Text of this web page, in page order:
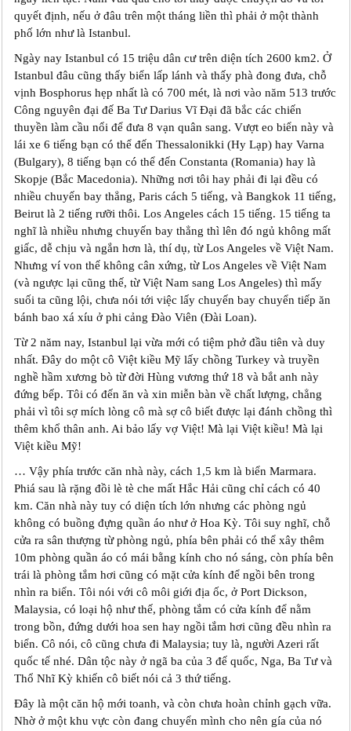
quyết định, nếu ở đâu trên một tháng liền thì phải ở một thành
phố lớn như là Istanbul.
Ngày nay Istanbul có 15 triệu dân cư trên diện tích 2600 km2. Ở
Istanbul đâu cũng thấy biển lấp lánh và thấy phà đong đưa, chỗ
vịnh Bosphorus hẹp nhất là có 700 mét, là nơi vào năm 513 trước
Công nguyên đại đế Ba Tư Darius Vĩ Đại đã bắc các chiến
thuyền làm cầu nổi để đưa 8 vạn quân sang. Vượt eo biển này và
lái xe 6 tiếng bạn có thể đến Thessalonikki (Hy Lạp) hay Varna
(Bulgary), 8 tiếng bạn có thể đến Constanta (Romania) hay là
Skopje (Bắc Macedonia). Những nơi tôi hay phải đi lại đều có
nhiều chuyến bay thẳng, Paris cách 5 tiếng, và Bangkok 11 tiếng,
Beirut là 2 tiếng rưỡi thôi. Los Angeles cách 15 tiếng. 15 tiếng ta
nghĩ là nhiều nhưng chuyến bay thẳng thì lên đó ngủ không mất
giấc, dễ chịu và ngắn hơn là, thí dụ, từ Los Angeles về Việt Nam.
Nhưng ví von thế không cân xứng, từ Los Angeles về Việt Nam
(và ngược lại cũng thế, từ Việt Nam sang Los Angeles) thì mấy
suối ta cũng lội, chưa nói tới việc lấy chuyến bay chuyển tiếp ăn
bánh bao xá xíu ở phi cảng Đào Viên (Đài Loan).
Từ 2 năm nay, Istanbul lại vừa mới có tiệm phở đầu tiên và duy
nhất. Đây do một cô Việt kiều Mỹ lấy chồng Turkey và truyền
nghề hầm xương bò từ đời Hùng vương thứ 18 và bắt anh này
đứng bếp. Tôi có đến ăn và xin miễn bàn về chất lượng, chẳng
phải vì tôi sợ mích lòng cô mà sợ cô biết được lại đánh chồng thì
thêm khổ thân anh. Ai bảo lấy vợ Việt! Mà lại Việt kiều! Mà lại
Việt kiều Mỹ!
… Vậy phía trước căn nhà này, cách 1,5 km là biển Marmara.
Phiá sau là rặng đồi lè tè che mất Hắc Hải cũng chỉ cách có 40
km. Căn nhà này tuy có diện tích lớn nhưng các phòng ngủ
không có buồng đựng quần áo như ở Hoa Kỳ. Tôi suy nghĩ, chỗ
cửa ra sân thượng từ phòng ngủ, phía bên phải có thể xây thêm
10m phòng quần áo có mái bằng kính cho nó sáng, còn phía bên
trái là phòng tắm hơi cũng có mặt cửa kính để ngồi bên trong
nhìn ra biển. Tôi nói với cô môi giới địa ốc, ở Port Dickson,
Malaysia, có loại hộ như thế, phòng tắm có cửa kính để nằm
trong bồn, đứng dưới hoa sen hay ngồi tắm hơi cũng đều nhìn ra
biển. Cô nói, cô cũng chưa đi Malaysia; tuy là, người Azeri rất
quốc tế nhé. Dân tộc này ở ngã ba của 3 đế quốc, Nga, Ba Tư và
Thổ Nhĩ Kỳ khiến cô biết nói cả 3 thứ tiếng.
Đây là một căn hộ mới toanh, và còn chưa hoàn chỉnh gạch vữa.
Nhờ ở một khu vực còn đang chuyển mình cho nên gía của nó